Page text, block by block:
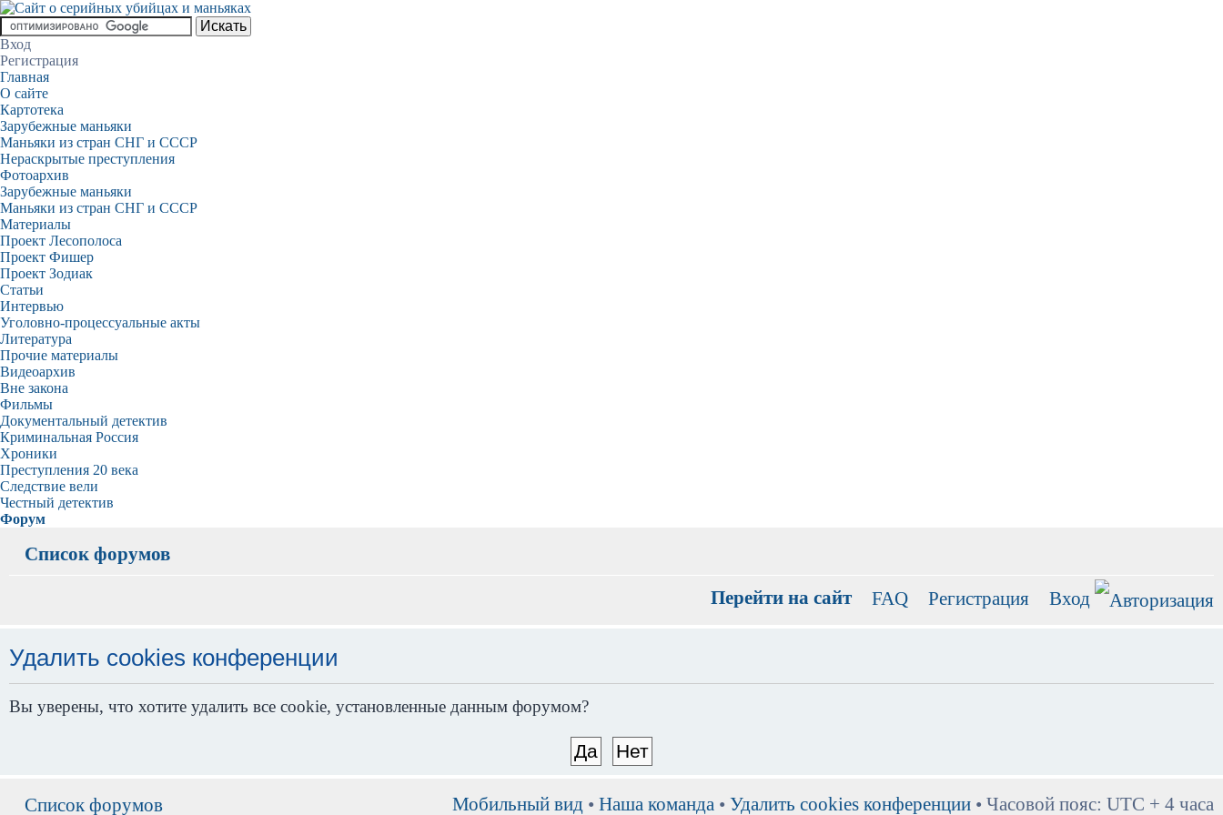
Вход
Регистрация
Главная
О сайте
Картотека
Зарубежные маньяки
Маньяки из стран СНГ и СССР
Нераскрытые преступления
Фотоархив
Зарубежные маньяки
Маньяки из стран СНГ и СССР
Материалы
Проект Лесополоса
Проект Фишер
Проект Зодиак
Статьи
Интервью
Уголовно-процессуальные акты
Литература
Прочие материалы
Видеоархив
Вне закона
Фильмы
Документальный детектив
Криминальная Россия
Хроники
Преступления 20 века
Следствие вели
Честный детектив
Форум
Список форумов
Перейти на сайт FAQ Регистрация Вход
Удалить cookies конференции
Вы уверены, что хотите удалить все cookie, установленные данным форумом?
Список форумов Мобильный вид • Наша команда • Удалить cookies конференции • Часовой пояс: UTC + 4 часа